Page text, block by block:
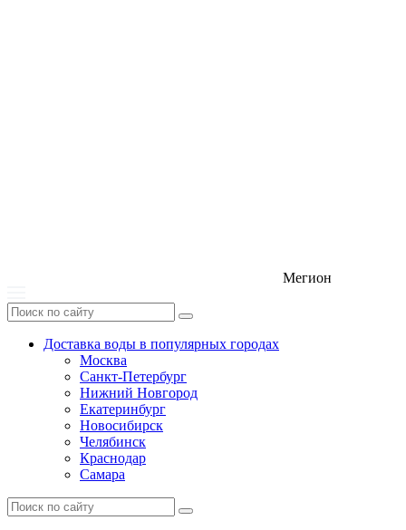
Мегион
Доставка воды в популярных городах
Москва
Санкт-Петербург
Нижний Новгород
Екатеринбург
Новосибирск
Челябинск
Краснодар
Самара